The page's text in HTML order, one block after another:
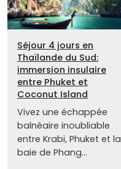
Séjour 4 jours en
Thaïlande du Sud:
immersion insulaire
entre Phuket et
Coconut Island
Vivez une échappée
balnéaire inoubliable
entre Krabi, Phuket et la
baie de Phang...